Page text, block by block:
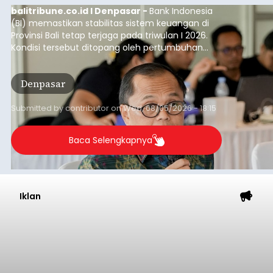
balitribune.co.id I Denpasar - Bank Indonesia
(BI) memastikan stabilitas sistem keuangan di
Provinsi Bali tetap terjaga pada triwulan I 2026.
Kondisi tersebut ditopang oleh pertumbuhan
penyaluran kredit yang masih positif, terutama
pada sektor-sektor utama penggerak ekonomi
daerah, dengan risiko kredit yang tetap
terkendali.
Denpasar
Submitted bycontributoronWed, 08/05/2026 - 18:15
Baca Selengkapnya
Iklan